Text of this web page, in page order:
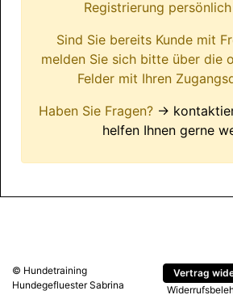
Registrierung
Sind Sie bereits Kunde mit
melden Sie sich bitte über die
Felder mit Ihren
Haben Sie Fragen? →
helfen Ihnen gerne
© Hundetraining
Hundegefluester Sabrina
Vertrag